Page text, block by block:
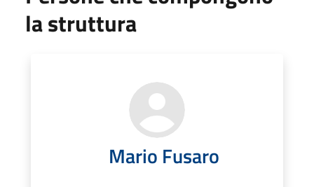
la struttura
Mario Fusaro